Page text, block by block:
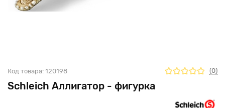
Schleich Аллигатор - фигурка
Код товара: 120198 (0)